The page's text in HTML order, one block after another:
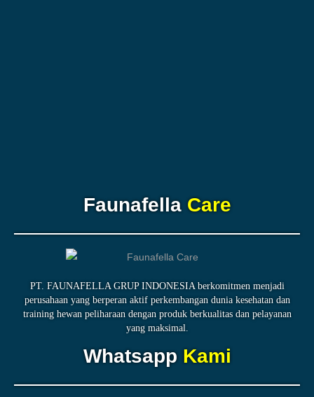
FaunafellaCare
PT. FAUNAFELLA GRUP INDONESIA berkomitmen menjadi
perusahaan yang berperan aktif perkembangan dunia kesehatan dan
training hewan peliharaan dengan produk berkualitas dan pelayanan
yang maksimal.
WhatsappKami